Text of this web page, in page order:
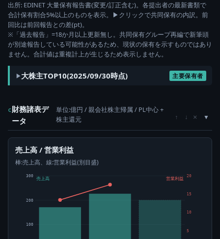
出所: EDINET 大量保有報告書(変更/訂正含む)。各提出者の最新書類で
合計保有割合5%以上のものを表示。▶クリックで共同保有の内訳。前
回比は前回報告との差(pt)。
※「過去報告」=18か月以上更新無し。共同保有グループ再編で新筆頭
が別途報告している可能性があるため、現状の保有を示すものではあり
ません。合計値は重複計上が生じるため表示しません。
大株主TOP10(2025/09/30時点) 主要保有者
c財務諸表デ
ータ
単位:億円 / 親会社株主帰属 / PL中心 +
株主還元
↑ ↓ ×
売上高 / 営業利益
棒:売上高、線:営業利益(別目盛)
100
200
300
5
10
15
20
売上高 営業利益